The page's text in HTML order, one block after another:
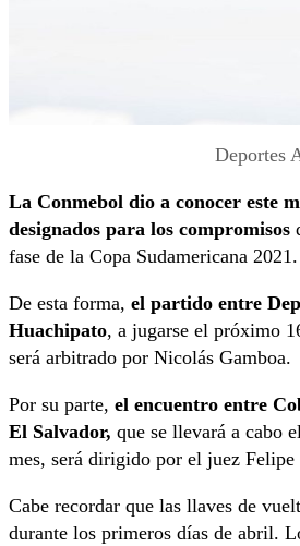
Deportes
La Conmebol dio a conocer este
designados para los compromisos
fase de la Copa Sudamericana 2021.
De esta forma, el partido entre
Huachipato, a jugarse el próximo
será arbitrado por Nicolás Gamboa.
Por su parte, el encuentro entre
El Salvador, que se llevará a cabo
mes, será dirigido por el juez Felipe
Cabe recordar que las llaves de
durante los primeros días de abril.